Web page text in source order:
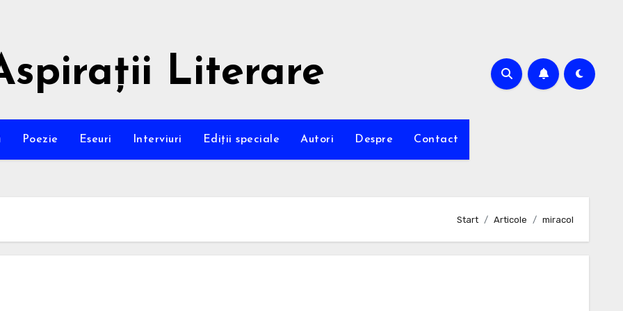
Literare
Poezie Eseuri Interviuri Ediții speciale Autori Despre Contact
Start Articole miracol